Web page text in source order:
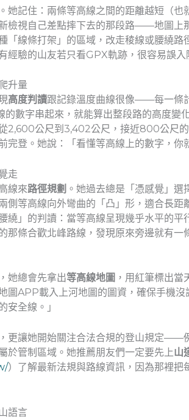
她記住：兩條等高線之間的距離越短（也
檢視自己差點摔下去的那段路——地圖上
「線條打架」的區域，改走稜線或腰繞
經驗的山友若只看GPX軌跡，很容易誤入
升量
高度判讀跟記錄溫度曲線很像——每一條
數字串起來，就能算出整段路的高度變
2,600公尺到3,402公尺，接近800公尺
完登。她說：「看懂等高線上的數字，你
走
線來路徑規劃 。她過去總是「憑感覺」
等高線向外彎曲的「凸」形，適合長距
繞」的判讀：當等高線呈現幾乎水平的
那條合歡北峰路線，發現原來旁邊就有
她總會先拿出等高線地圖 ，用紅筆標出
圖APP載入上河地圖的圖資，確保手機
安全線。」
更讓她開始關注合法合規的登山規定——
於管制區域。她推薦朋友們一定要先上山
）了解最新法規與路線資訊，因為那裡
語言